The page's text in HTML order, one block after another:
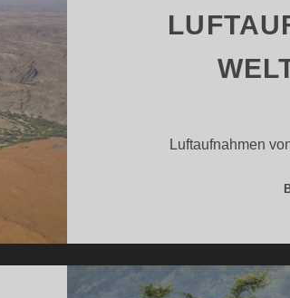
Luftaufnahmen